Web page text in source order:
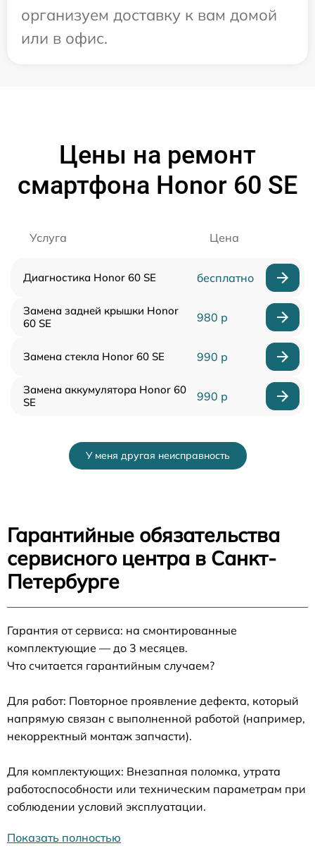
организуем доставку к вам домой
или в офис.
Цены на ремонт
смартфона Honor 60 SE
Услуга Цена
Диагностика Honor 60 SE бесплатно
Замена задней крышки Honor
60 SE
980 р
Замена стекла Honor 60 SE 990 р
Замена аккумулятора Honor 60
SE
990 р
У меня другая неисправность
Гарантийные обязательства
сервисного центра в Санкт-
Петербурге
Гарантия от сервиса: на смонтированные
комплектующие — до 3 месяцев.
Что считается гарантийным случаем?
Для работ: Повторное проявление дефекта, который
напрямую связан с выполненной работой (например,
некорректный монтаж запчасти).
Для комплектующих: Внезапная поломка, утрата
работоспособности или техническим параметрам при
соблюдении условий эксплуатации.
Показать полностью